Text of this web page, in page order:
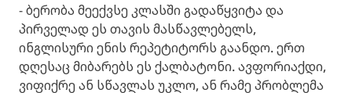
- ბერობა მეექვსე კლასში გადაწყვიტა და
პირველად ეს თავის მასწავლებელს,
ინგლისური ენის რეპეტიტორს გაანდო. ერთ
დღესაც მიბარებს ეს ქალბატონი. ავფორიაქდი,
ვიფიქრე ან სწავლას უკლო, ან რამე პრობლემა